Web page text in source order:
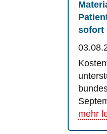
sofort
mehr